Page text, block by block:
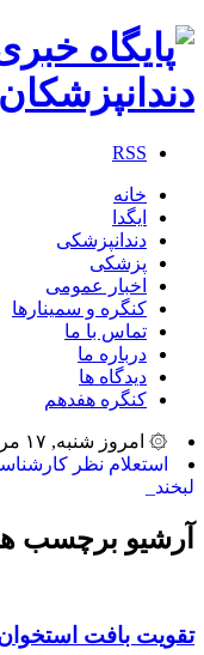
RSS
خانه
ایگدا
دندانپزشکی
پزشکی
اخبار عمومی
کنگره و سمینارها
تماس با ما
درباره ما
دیدگاه ها
کنگره هفدهم
۞ امروز شنبه, ۱۷ مرداد , ۱۴۰۵ ساعت ۱۶:۱۳:۴۶
استعلام نظر
لبخند_
آرشیو برچسب
تقویت بافت استخوان